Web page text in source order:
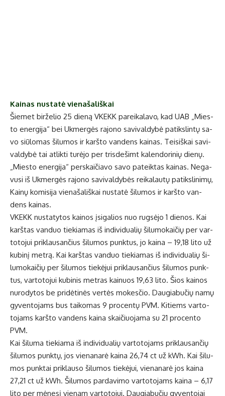
Kai­nas nu­sta­tė vie­na­ša­liš­kai
Šie­met bir­že­lio 25 die­ną VKEKK pa­rei­ka­la­vo, kad UAB „Mies­
to ener­gi­ja“ bei Uk­mer­gės ra­jo­no sa­vi­val­dy­bė pa­tiks­lin­tų sa­
vo siū­lo­mas ši­lu­mos ir karš­to van­dens kai­nas. Tei­siš­kai sa­vi­
val­dy­bė tai at­lik­ti tu­rė­jo per tris­de­šimt ka­len­do­ri­nių die­nų.
„Mies­to ener­gi­ja“ per­skai­čia­vo sa­vo pa­teik­tas kai­nas. Ne­ga­
vu­si iš Uk­mer­gės ra­jo­no sa­vi­val­dy­bės rei­ka­lau­tų pa­tiks­li­ni­mų,
Kai­nų ko­mi­si­ja vie­na­ša­liš­kai nu­sta­tė ši­lu­mos ir karš­to van­
dens kai­nas.
VKEKK nu­sta­ty­tos kai­nos įsi­ga­lios nuo rug­sė­jo 1 die­nos. Kai
karš­tas van­duo tie­kia­mas iš in­di­vi­du­a­lių ši­lu­mo­kai­čių per var­
to­to­jui pri­klau­san­čius ši­lu­mos punk­tus, jo kai­na – 19,18 li­to už
ku­bi­nį met­rą. Kai karš­tas van­duo tie­kia­mas iš in­di­vi­du­a­lių ši­
lu­mo­kai­čių per ši­lu­mos tie­kė­jui pri­klau­san­čius ši­lu­mos punk­
tus, var­to­to­jui ku­bi­nis met­ras kai­nuos 19,63 li­to. Šios kai­nos
nu­ro­dy­tos be pri­dė­ti­nės ver­tės mo­kes­čio. Dau­gia­bu­čių na­mų
gy­ven­to­jams bus tai­ko­mas 9 pro­cen­tų PVM. Ki­tiems var­to­
to­jams karš­to van­dens kai­na skai­čiuo­ja­ma su 21 pro­cen­to
PVM.
Kai ši­lu­ma tie­kia­ma iš in­di­vi­du­a­lių var­to­to­jams pri­klau­san­čių
ši­lu­mos punk­tų, jos vie­na­na­rė kai­na 26,74 ct už kWh. Kai ši­lu­
mos punk­tai pri­klau­so ši­lu­mos tie­kė­jui, vie­na­na­rė jos kai­na
27,21 ct už kWh. Ši­lu­mos par­da­vi­mo var­to­to­jams kai­na – 6,17
li­to per mė­ne­sį vie­nam var­to­to­jui. Dau­gia­bu­čių gy­ven­to­jai